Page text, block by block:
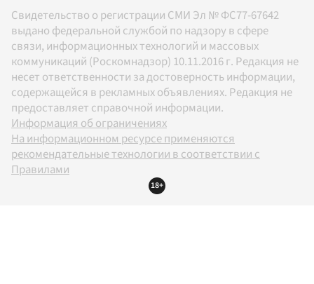
Свидетельство о регистрации СМИ Эл № ФС77-67642
выдано федеральной службой по надзору в сфере
связи, информационных технологий и массовых
коммуникаций (Роскомнадзор) 10.11.2016 г. Редакция не
несет ответственности за достоверность информации,
содержащейся в рекламных объявлениях. Редакция не
предоставляет справочной информации.
Информация об ограничениях
На информационном ресурсе применяются
рекомендательные технологии в соответствии с
Правилами
18+